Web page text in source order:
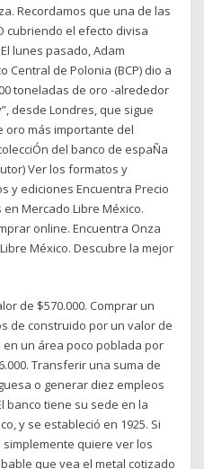
Recordamos que una de las
cubriendo el efecto divisa
El lunes pasado, Adam
Central de Polonia (BCP) dio a
toneladas de oro -alrededor
desde Londres, que sigue
oro más importante del
del banco de espaÑa
Ver los formatos y
y ediciones Encuentra Precio
Mercado Libre México.
online. Encuentra Onza
México. Descubre la mejor
de $570.000. Comprar un
de construido por un valor de
en un área poco poblada por
Transferir una suma de
o generar diez empleos
banco tiene su sede en la
y se estableció en 1925. Si
quiere ver los
que vea el metal cotizado